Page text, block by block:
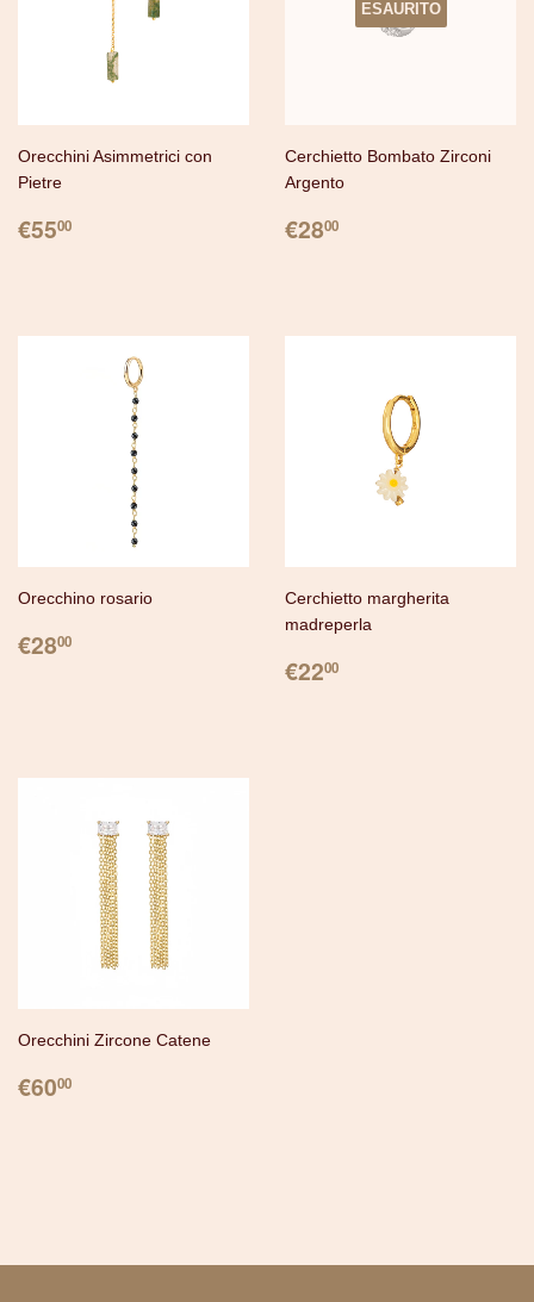
Orecchini Asimmetrici con
Pietre
PREZZO
€5500
ESAURITO
Cerchietto Bombato Zirconi
Argento
PREZZO
€2800
Orecchino rosario
PREZZO
€2800
Cerchietto margherita
madreperla
PREZZO
€2200
Orecchini Zircone Catene
PREZZO
€6000